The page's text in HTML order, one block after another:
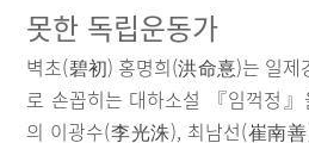
못한 독립운동가
벽초(碧初) 홍명희(洪命憙)는 일제
로 손꼽히는 대하소설 『임꺽정
의 이광수(李光洙), 최남선(崔南